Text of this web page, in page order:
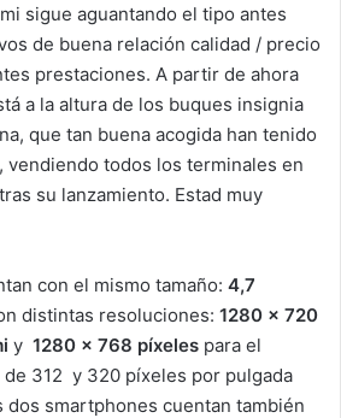
sigue aguantando el tipo antes
de buena relación calidad / precio
prestaciones. A partir de ahora
a la altura de los buques insignia
que tan buena acogida han tenido
vendiendo todos los terminales en
su lanzamiento. Estad muy
con el mismo tamaño: 4,7
distintas resoluciones: 1280 x 720
y 1280 × 768 píxeles para el
de 312 y 320 píxeles por pulgada
dos smartphones cuentan también